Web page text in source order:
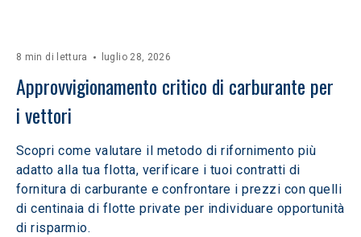
8 min di lettura luglio 28, 2026
Approvvigionamento critico di carburante per
i vettori
Scopri come valutare il metodo di rifornimento più
adatto alla tua flotta, verificare i tuoi contratti di
fornitura di carburante e confrontare i prezzi con quelli
di centinaia di flotte private per individuare opportunità
di risparmio.